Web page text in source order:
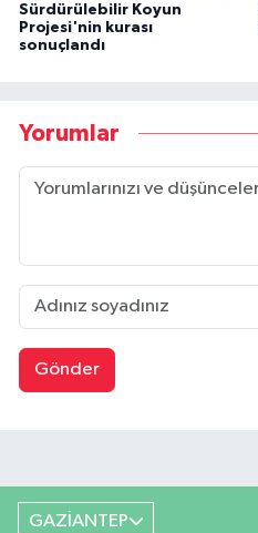
Sürdürülebilir Koyun
Projesi'nin kurası
sonuçlandı
Yorumlar
Gönder
GAZİANTEP